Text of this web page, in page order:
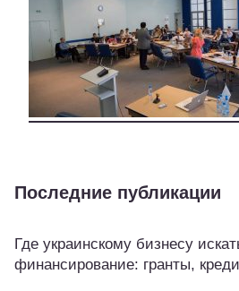
Последние публикации
Где украинскому бизнесу
финансирование: гранты,